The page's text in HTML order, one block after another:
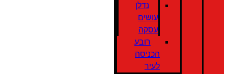
נדלן
עושים
עסקה
רובע
הכניסה
לעיר